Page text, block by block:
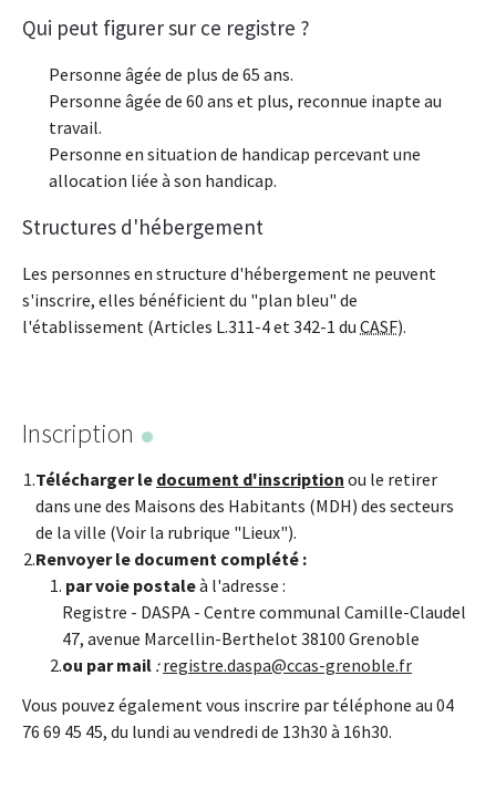
Qui peut figurer sur ce registre ?
Personne âgée de plus de 65 ans.
Personne âgée de 60 ans et plus, reconnue inapte au
travail.
Personne en situation de handicap percevant une
allocation liée à son handicap.
Structures d'hébergement
Les personnes en structure d'hébergement ne peuvent
s'inscrire, elles bénéficient du "plan bleu" de
l'établissement (Articles L.311-4 et 342-1 du CASF).
Inscription
Télécharger le document d'inscription ou le retirer
dans une des Maisons des Habitants (MDH) des secteurs
de la ville (Voir la rubrique "Lieux").
Renvoyer le document complété :
par voie postaleà l'adresse :
Registre - DASPA - Centre communal Camille-Claudel
47, avenue Marcellin-Berthelot 38100 Grenoble
ou par mail :registre.daspa@ccas-grenoble.fr
Vous pouvez également vous inscrire par téléphone au 04
76 69 45 45, du lundi au vendredi de 13h30 à 16h30.